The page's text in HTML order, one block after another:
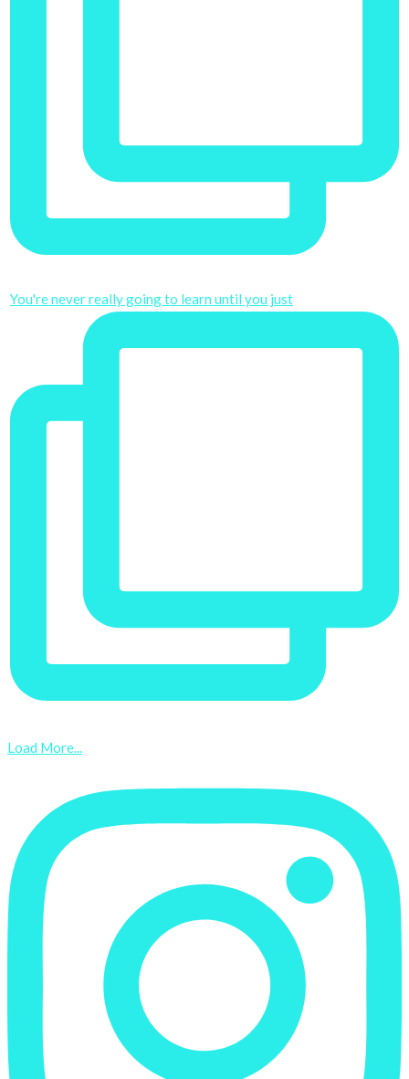
You're never really going to learn until you just
Load More...